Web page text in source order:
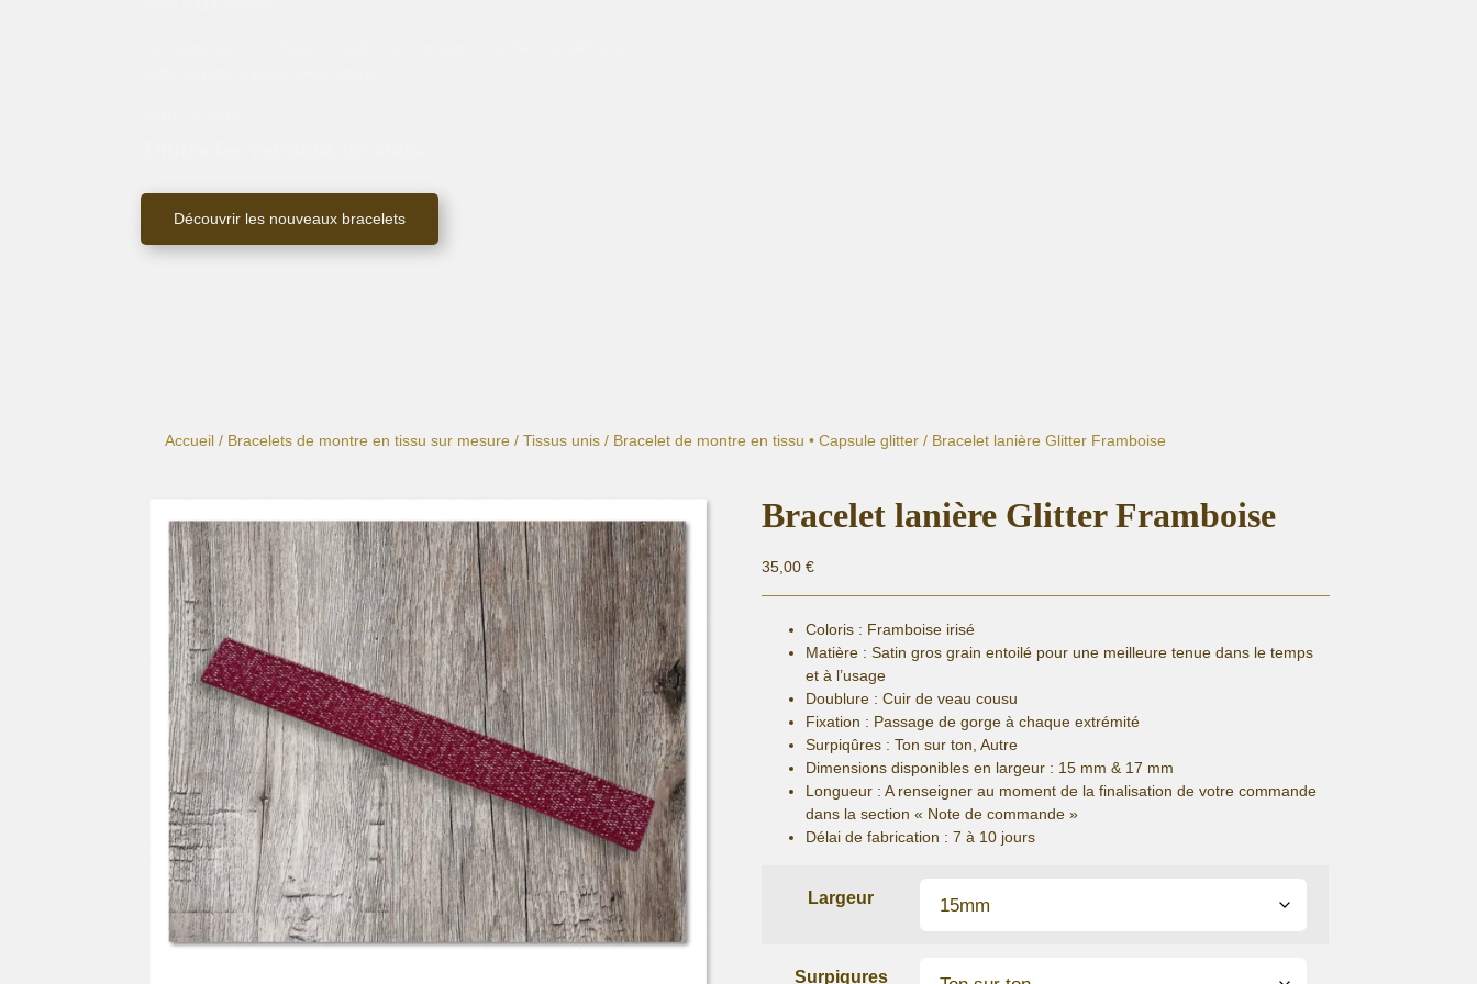
Découvrir les nouveaux bracelets
Accueil / Bracelets de montre en tissu sur mesure /Tissus unis / Bracelet de montre en tissu • Capsule glitter / Bracelet lanière Glitter Framboise
Bracelet lanière Glitter Framboise
35,00€
Coloris : Framboise irisé
Matière : Satin gros grain entoilé pour une meilleure tenue dans le temps
et à l’usage
Doublure : Cuir de veau cousu
Fixation : Passage de gorge à chaque extrémité
Surpiqûres : Ton sur ton, Autre
Dimensions disponibles en largeur : 15 mm & 17 mm
Longueur : A renseigner au moment de la finalisation de votre commande
dans la section « Note de commande »
Délai de fabrication : 7 à 10 jours
Largeur
Surpiqures